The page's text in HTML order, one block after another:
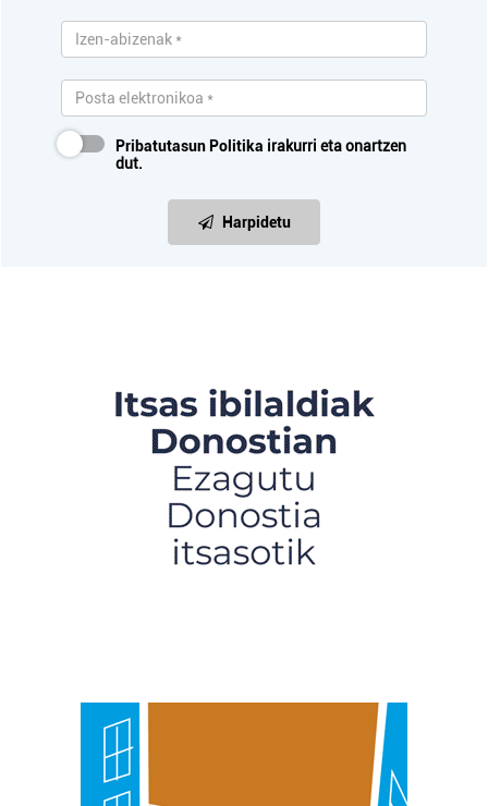
Pribatutasun Politika irakurri eta onartzen
dut.
Harpidetu